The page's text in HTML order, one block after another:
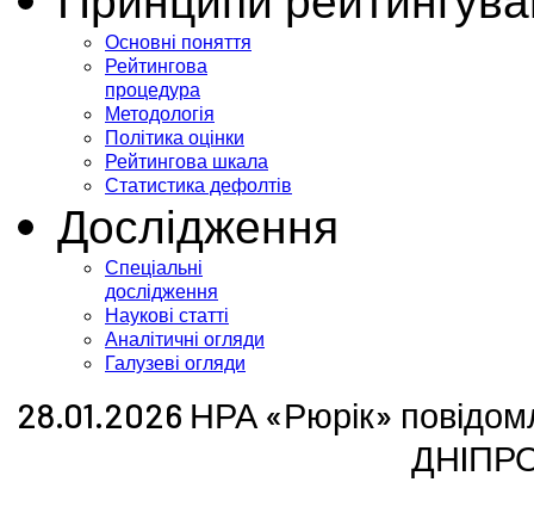
Основні поняття
Рейтингова
процедура
Методологія
Політика оцінки
Рейтингова шкала
Статистика дефолтів
Дослідження
Спеціальні
дослідження
Наукові статті
Аналітичні огляди
Галузеві огляди
28.01.2026 НРА «Рюрік»